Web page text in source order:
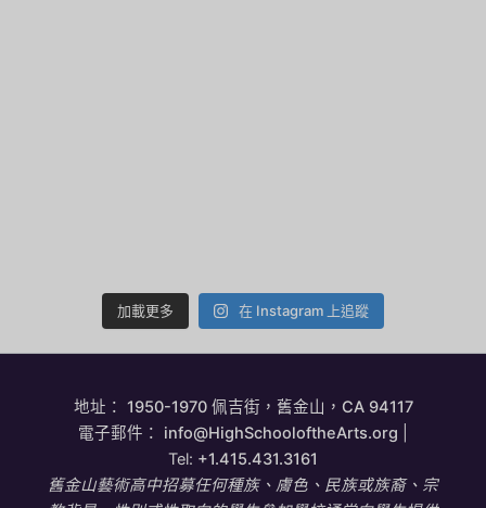
加載更多 在 Instagram 上追蹤
地址： 1950-1970 佩吉街，舊金山，CA 94117
電子郵件： info@HighSchooloftheArts.org
Tel: +1.415.431.3161
舊金山藝術高中招募任何種族、膚色、民族或族裔、宗